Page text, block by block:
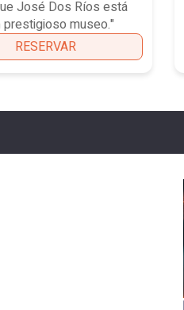
José Dos Ríos está
prestigioso museo."
RESERVAR